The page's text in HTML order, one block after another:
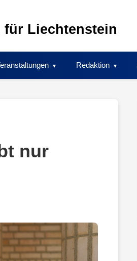
für Liechtenstein
Redaktion
nur